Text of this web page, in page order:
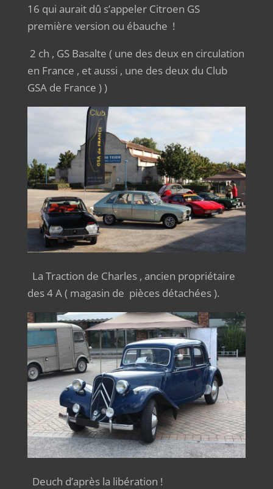
16 qui aurait dû s’appeler Citroen GS
première version ou ébauche !
2 ch , GS Basalte ( une des deux en circulation
en France , et aussi , une des deux du Club
GSA de France ) )
La Traction de Charles , ancien propriétaire
des 4 A ( magasin de pièces détachées ).
Deuch d’après la libération !